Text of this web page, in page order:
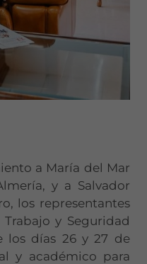
a María del Mar
y a Salvador
los representantes
y Seguridad
los días 26 y 27 de
y académico para